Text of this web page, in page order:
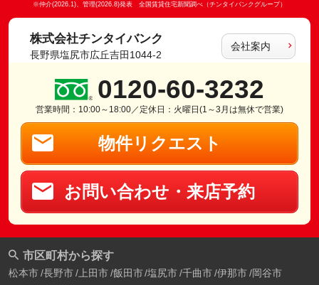
※仲介(2026.1)、管理(2026.8)発表 全国賃貸住宅新聞調べ（チンタイバンクグループ）
株式会社チンタイバンク
長野県塩尻市広丘吉田1044-2
会社案内
0120-60-3232
営業時間：10:00～18:00／定休日：火曜日(1～3月は無休で営業)
物件リクエスト
お問い合わせ・来店予約
市区町村から探す
松本市 長野市 上田市 飯田市 塩尻市 千曲市 伊那市 岡谷市